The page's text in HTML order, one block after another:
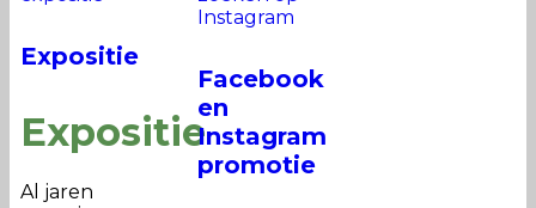
Expositie
Expositie
Al jaren
Facebook
en
Instagram
promotie